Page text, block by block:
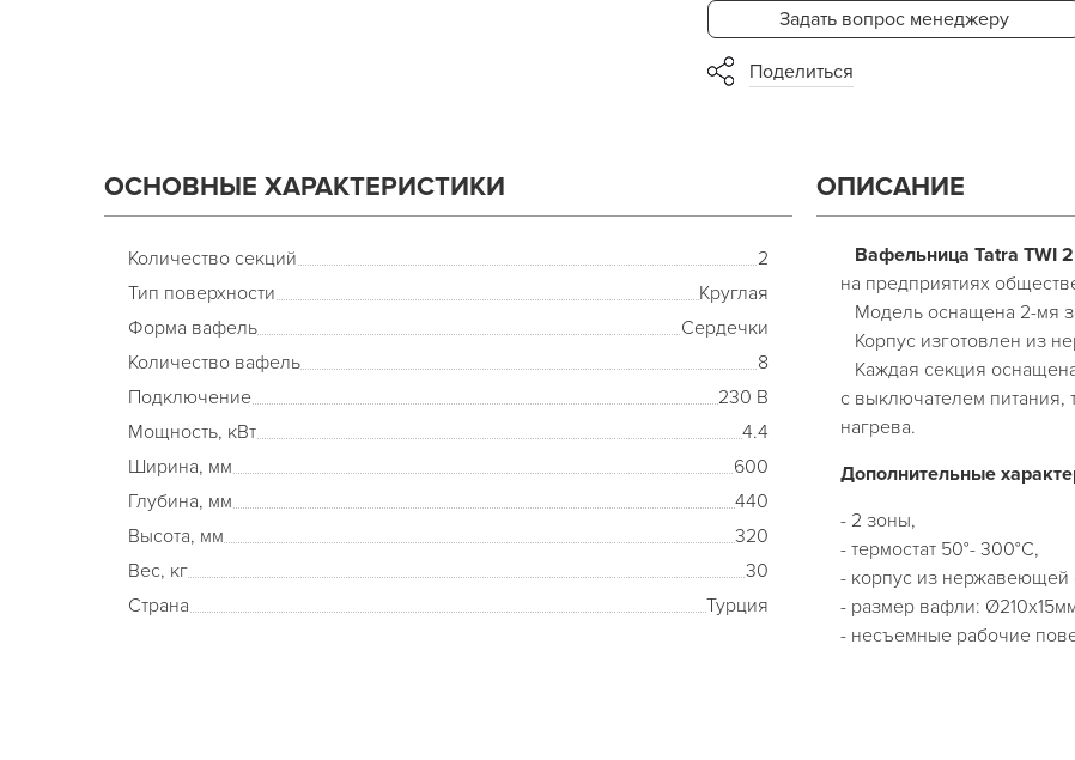
Задать вопрос менеджеру
Поделиться
ОСНОВНЫЕ ХАРАКТЕРИСТИКИ
Количество секций
2
Тип поверхности
Круглая
Форма вафель
Сердечки
Количество вафель
8
Подключение
230 В
Мощность, кВт
4.4
Ширина, мм
600
Глубина, мм
440
Высота, мм
320
Вес, кг
30
Страна
Турция
ОПИСАНИЕ
Вафельница Tatra TWI
на предприятиях
Модель оснащена 2-мя
Корпус изготовлен из
Каждая секция
с выключателем питания,
нагрева.
Дополнительные
- 2 зоны,
- термостат 50°- 300°C,
- корпус из нержавеющей
- размер вафли:
- несъемные рабочие